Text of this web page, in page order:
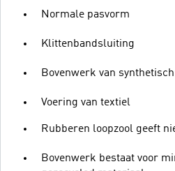
Normale pasvorm
Klittenbandsluiting
Bovenwerk van
Voering van textiel
Rubberen loopzool geeft
Bovenwerk bestaat voor